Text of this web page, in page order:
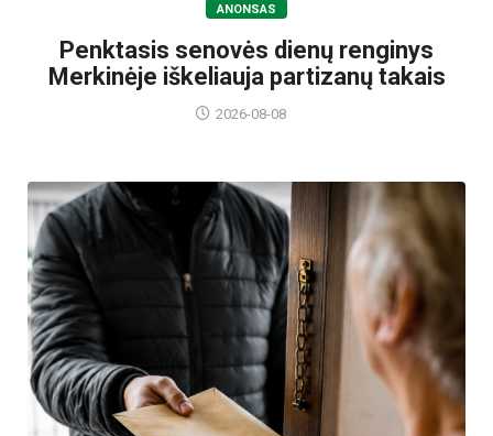
ANONSAS
Penktasis senovės dienų renginys
Merkinėje iškeliauja partizanų takais
2026-08-08